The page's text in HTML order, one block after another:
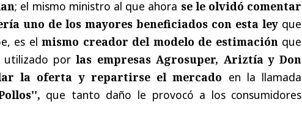
; el mismo ministro al que ahora se le olvidó comentar
uno de los mayores beneficiados con esta ley que
es elmismo creador del modelo de estimación que
utilizado porlas empresas Agrosuper, Ariztía y Don
la oferta y repartirse el mercado en la llamada
que tanto daño le provocó a los consumidores